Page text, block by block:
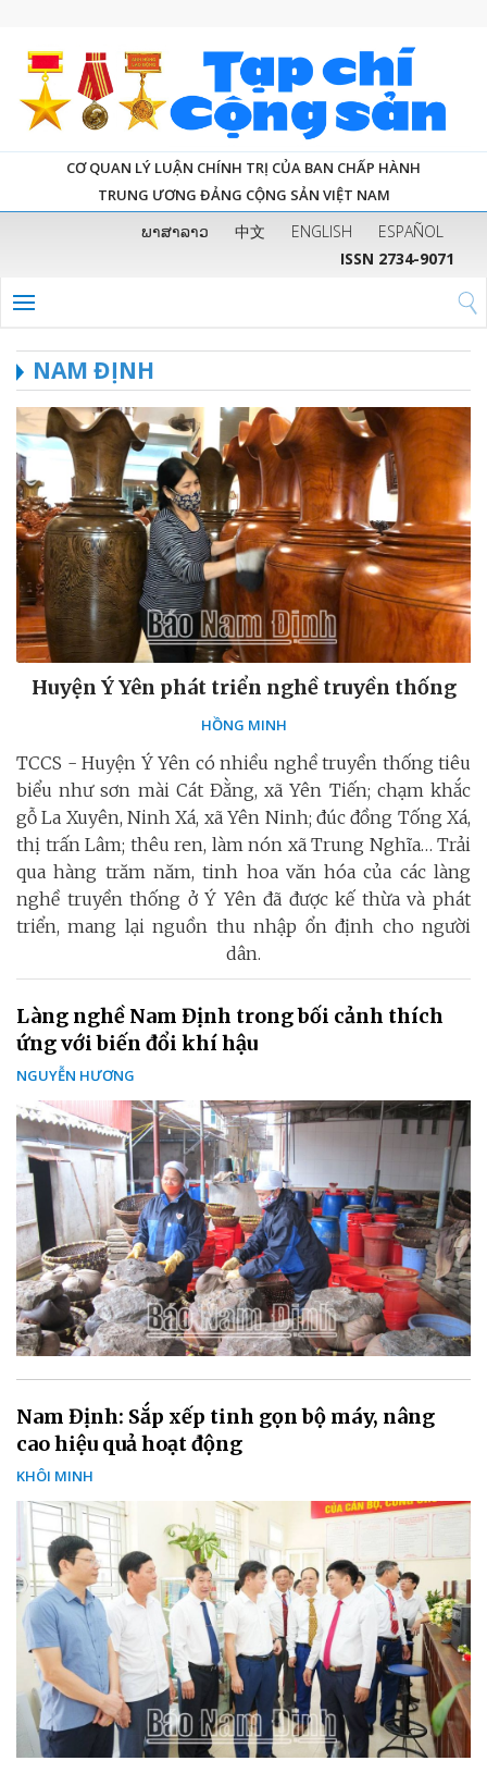
CƠ QUAN LÝ LUẬN CHÍNH TRỊ CỦA BAN CHẤP HÀNH
TRUNG ƯƠNG ĐẢNG CỘNG SẢN VIỆT NAM
ພາສາລາວ 中文 ENGLISH
ESPAÑOL
ISSN 2734-9071
NAM ĐỊNH
Huyện Ý Yên phát triển nghề truyền thống
HỒNG MINH
TCCS - Huyện Ý Yên có nhiều nghề truyền thống tiêu
biểu như sơn mài Cát Đằng, xã Yên Tiến; chạm khắc
gỗ La Xuyên, Ninh Xá, xã Yên Ninh; đúc đồng Tống Xá,
thị trấn Lâm; thêu ren, làm nón xã Trung Nghĩa… Trải
qua hàng trăm năm, tinh hoa văn hóa của các làng
nghề truyền thống ở Ý Yên đã được kế thừa và phát
triển, mang lại nguồn thu nhập ổn định cho người
dân.
Làng nghề Nam Định trong bối cảnh thích
ứng với biến đổi khí hậu
NGUYỄN HƯƠNG
Nam Định: Sắp xếp tinh gọn bộ máy, nâng
cao hiệu quả hoạt động
KHÔI MINH